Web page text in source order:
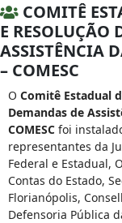
COMITÊ
E RESOLUÇÃO
ASSISTÊNCIA
– COMESC
O Comitê Estadual
Demandas de
COMESC foi
representantes da
Federal e Estadual,
Contas do Estado,
Florianópolis,
Defensoria Pública